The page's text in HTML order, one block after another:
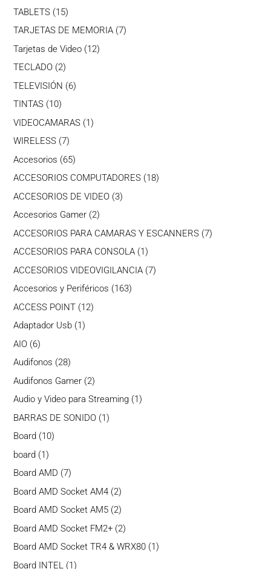
TABLETS 1515
productos
TARJETAS DE MEMORIA 77
Tarjetas de Video 1212
TECLADO 22
productos
TELEVISIÓN 66
TINTAS 1010
productos
VIDEOCAMARAS 11
WIRELESS 77
productos
Accesorios 6565
productos
ACCESORIOS COMPUTADORES 1818
ACCESORIOS DE VIDEO 33
Accesorios Gamer 22
productos
ACCESORIOS PARA CAMARAS Y ESCANNERS 77
ACCESORIOS PARA CONSOLA 1 1
producto
ACCESORIOS VIDEOVIGILANCIA 77
Accesorios y Periféricos 163163
ACCESS POINT 1212
Adaptador Usb 1 1
AIO 66
productos
Audifonos 2828
productos
Audifonos Gamer 22
productos
Audio y Video para Streaming 1 1
BARRAS DE SONIDO 11
Board 1010
board 11
producto
Board AMD 77
productos
Board AMD Socket AM4 22
productos
Board AMD Socket AM5 22
productos
Board AMD Socket FM2+ 22
productos
Board AMD Socket TR4 & WRX80 1 1
Board INTEL 11